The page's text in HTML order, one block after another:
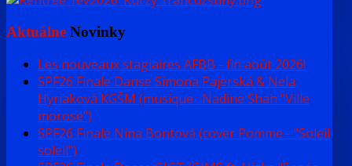
Aktuálne Novinky
Les nouveaux stagiaires AFBB - fin août 2026!
SPF26 Finale Danse Simona Pajerská & Nela
Hyriaková KGŠM (musique : Nadine Shah "Ville
morose")
SPF26 Finale Nina Bontová (cover Pomme - "Soleil
soleil")